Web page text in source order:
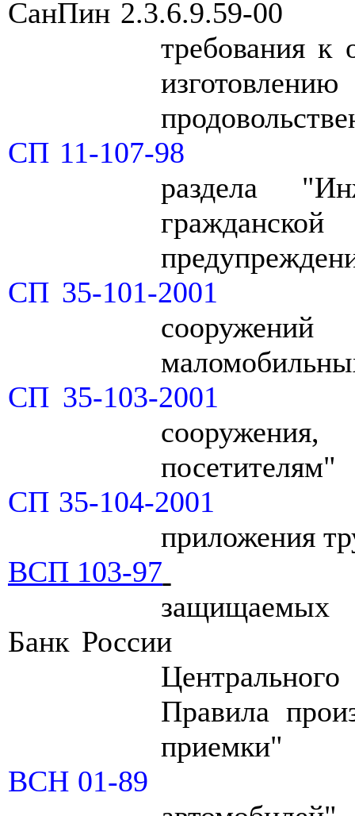
СанПин 2.3.6.9.59-00
требования к
СП 11-107-98
раздела
СП 35-101-2001
СП 35-103-2001
посетителям"
CП 35-104-2001
приложения
ВСП 103-97
защищаемых
Банк России
Правила
приемки"
ВСН 01-89